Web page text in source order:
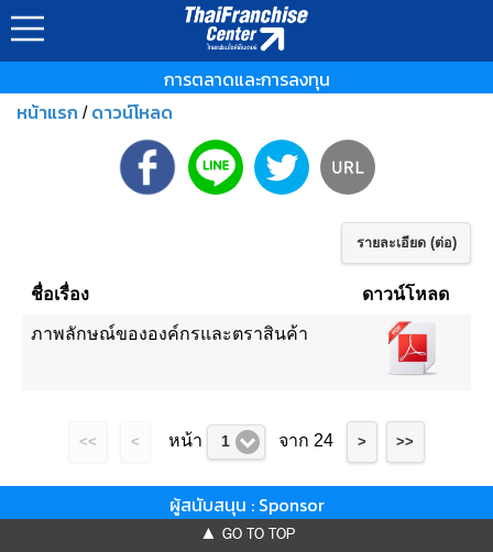
การตลาดและการลงทุน
หน้าแรก / ดาวน์โหลด
รายละเอียด (ต่อ)
ชื่อเรื่อง ดาวน์โหลด
ภาพลักษณ์ขององค์กรและตราสินค้า
<< < หน้า 1 จาก 24 > >>
ผู้สนับสนุน : Sponsor
▲ GO TO TOP